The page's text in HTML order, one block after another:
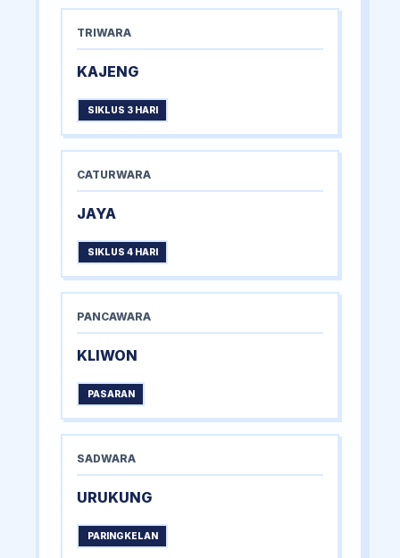
TRIWARA
KAJENG
SIKLUS 3 HARI
CATURWARA
JAYA
SIKLUS 4 HARI
PANCAWARA
KLIWON
PASARAN
SADWARA
URUKUNG
PARINGKELAN